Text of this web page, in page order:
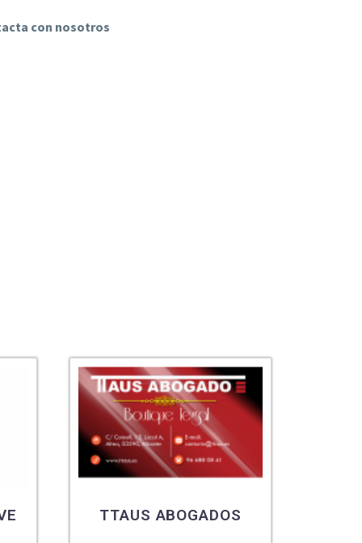
con nosotros
TTAUS ABOGADOS